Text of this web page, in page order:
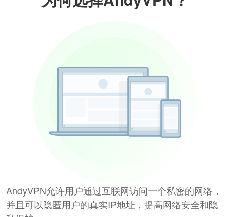
AndyVPN允许用户通过互联网访问一个私密的网络，
并且可以隐匿用户的真实IP地址，提高网络安全和隐